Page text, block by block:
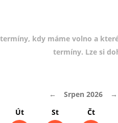
kdy máme volno a
termíny. Lze si
← Srpen 2026
→
Út St Čt